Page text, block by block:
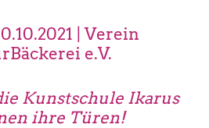
| Verein
e.V.
Kunstschule Ikarus
ihre Türen!